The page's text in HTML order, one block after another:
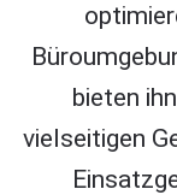
bieten
vielseitigen